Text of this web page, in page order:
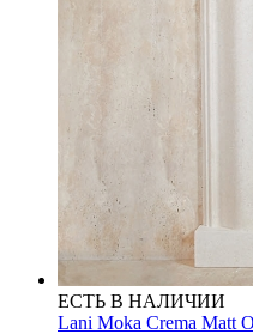
ЕСТЬ В НАЛИЧИИ
Lani Moka Crema Matt